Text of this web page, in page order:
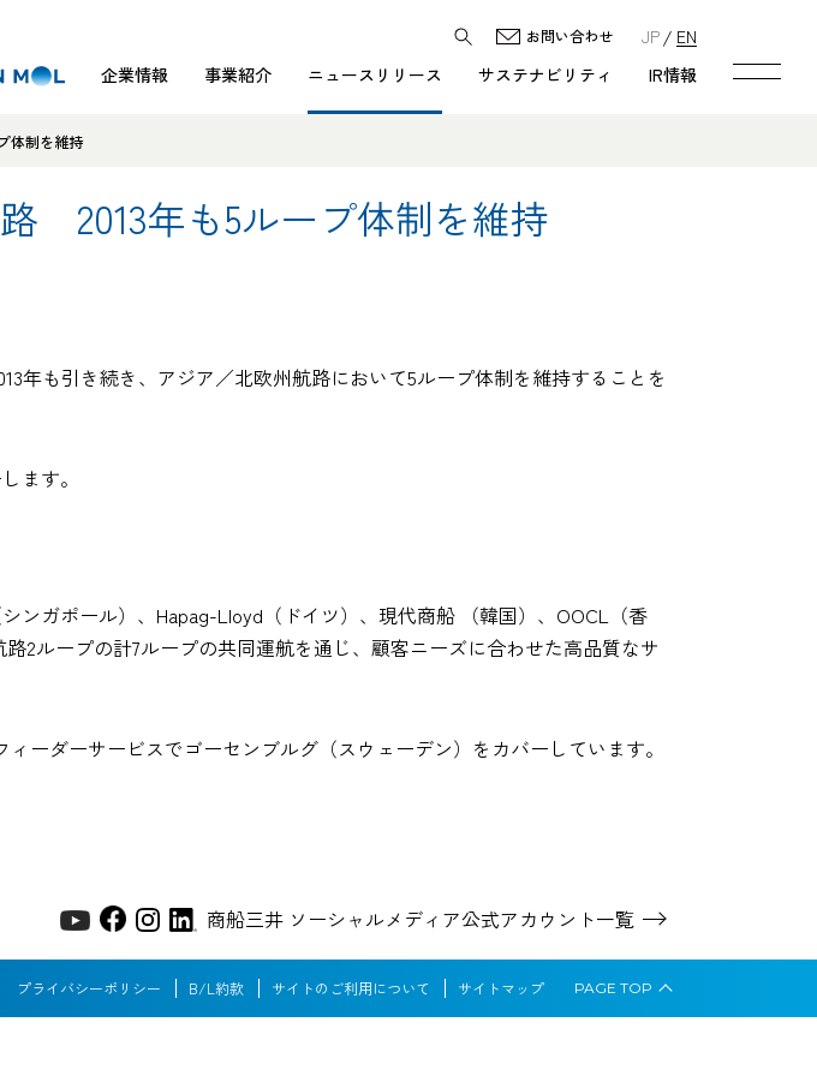
企業情報 事業紹介 ニュースリリース サステナビリティ IR情報
お問い合わせ JP EN
体制を維持
2013年も5ループ体制を維持
年も引き続き、アジア／北欧州航路において5ループ体制を維持することを
ます。
ンガポール）、Hapag-Lloyd（ドイツ）、現代商船 （韓国）、OOCL（香
2ループの計7ループの共同運航を通じ、顧客ニーズに合わせた高品質なサ
ーダーサービスでゴーセンブルグ（スウェーデン）をカバーしています。
商船三井 ソーシャルメディア公式アカウント一覧
プライバシーポリシー B/L約款 サイトのご利用について サイトマップ PAGE TOP